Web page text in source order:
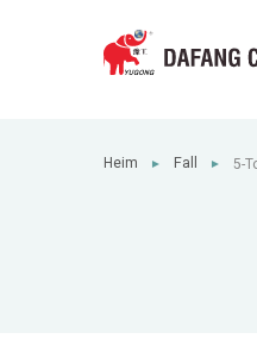
Heim ► Fall ►
5-